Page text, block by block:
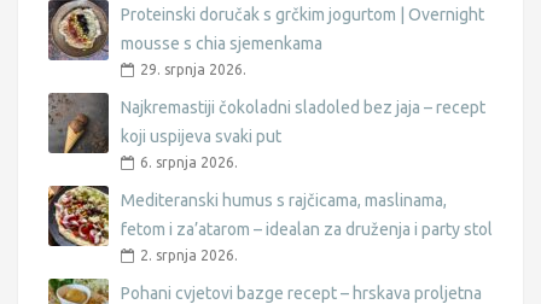
Proteinski doručak s grčkim jogurtom | Overnight
mousse s chia sjemenkama
29. srpnja 2026.
Najkremastiji čokoladni sladoled bez jaja – recept
koji uspijeva svaki put
6. srpnja 2026.
Mediteranski humus s rajčicama, maslinama,
fetom i za’atarom – idealan za druženja i party stol
2. srpnja 2026.
Pohani cvjetovi bazge recept – hrskava proljetna